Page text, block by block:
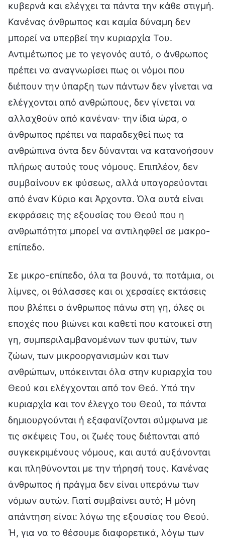
κυβερνά και ελέγχει τα πάντα την κάθε στιγμή.
Κανένας άνθρωπος και καμία δύναμη δεν
μπορεί να υπερβεί την κυριαρχία Του.
Αντιμέτωπος με το γεγονός αυτό, ο άνθρωπος
πρέπει να αναγνωρίσει πως οι νόμοι που
διέπουν την ύπαρξη των πάντων δεν γίνεται να
ελέγχονται από ανθρώπους, δεν γίνεται να
αλλαχθούν από κανέναν· την ίδια ώρα, ο
άνθρωπος πρέπει να παραδεχθεί πως τα
ανθρώπινα όντα δεν δύνανται να κατανοήσουν
πλήρως αυτούς τους νόμους. Επιπλέον, δεν
συμβαίνουν εκ φύσεως, αλλά υπαγορεύονται
από έναν Κύριο και Άρχοντα. Όλα αυτά είναι
εκφράσεις της εξουσίας του Θεού που η
ανθρωπότητα μπορεί να αντιληφθεί σε μακρο-
επίπεδο.
Σε μικρο-επίπεδο, όλα τα βουνά, τα ποτάμια, οι
λίμνες, οι θάλασσες και οι χερσαίες εκτάσεις
που βλέπει ο άνθρωπος πάνω στη γη, όλες οι
εποχές που βιώνει και καθετί που κατοικεί στη
γη, συμπεριλαμβανομένων των φυτών, των
ζώων, των μικροοργανισμών και των
ανθρώπων, υπόκεινται όλα στην κυριαρχία του
Θεού και ελέγχονται από τον Θεό. Υπό την
κυριαρχία και τον έλεγχο του Θεού, τα πάντα
δημιουργούνται ή εξαφανίζονται σύμφωνα με
τις σκέψεις Του, οι ζωές τους διέπονται από
συγκεκριμένους νόμους, και αυτά αυξάνονται
και πληθύνονται με την τήρησή τους. Κανένας
άνθρωπος ή πράγμα δεν είναι υπεράνω των
νόμων αυτών. Γιατί συμβαίνει αυτό; Η μόνη
απάντηση είναι: λόγω της εξουσίας του Θεού.
Ή, για να το θέσουμε διαφορετικά, λόγω των